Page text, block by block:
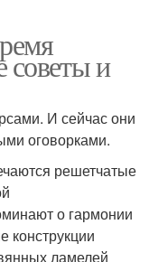
советы и
И сейчас они
оговорками.
решетчатые
о гармонии
конструкции
ламелей